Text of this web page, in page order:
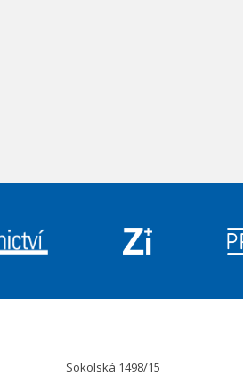
Sokolská 1498/15